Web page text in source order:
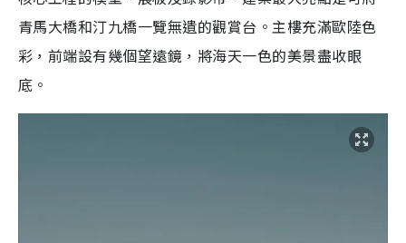
青馬大橋和汀九橋一覽無遺的觀賞台。主樓充滿歐陸色
彩，前端設有幾個望遠鏡，將海天一色的美景盡收眼
底。